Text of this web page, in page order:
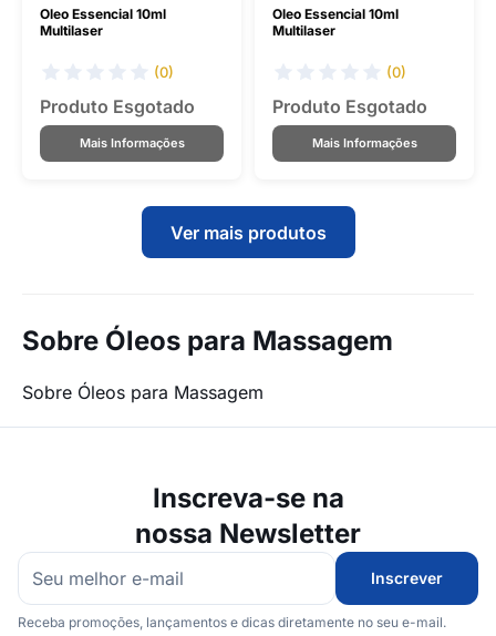
Oleo Essencial 10ml
Multilaser
(0)
Produto Esgotado
Mais Informações
Oleo Essencial 10ml
Multilaser
(0)
Produto Esgotado
Mais Informações
Ver mais produtos
Sobre Óleos para Massagem
Sobre Óleos para Massagem
Inscreva-se na
nossa Newsletter
Inscrever
Receba promoções, lançamentos e dicas diretamente no seu e-mail.